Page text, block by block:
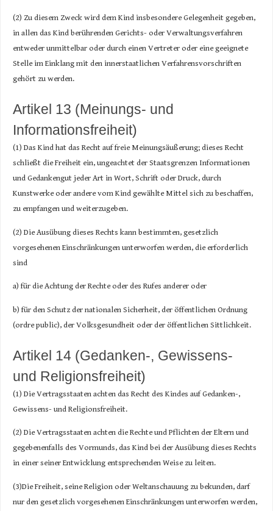
(2) Zu diesem Zweck wird dem Kind insbesondere Gelegenheit gegeben,
in allen das Kind berührenden Gerichts- oder Verwaltungsverfahren
entweder unmittelbar oder durch einen Vertreter oder eine geeignete
Stelle im Einklang mit den innerstaatlichen Verfahrensvorschriften
gehört zu werden.
Artikel 13 (Meinungs- und
Informationsfreiheit)
(1) Das Kind hat das Recht auf freie Meinungsäußerung; dieses Recht
schließt die Freiheit ein, ungeachtet der Staatsgrenzen Informationen
und Gedankengut jeder Art in Wort, Schrift oder Druck, durch
Kunstwerke oder andere vom Kind gewählte Mittel sich zu beschaffen,
zu empfangen und weiterzugeben.
(2) Die Ausübung dieses Rechts kann bestimmten, gesetzlich
vorgesehenen Einschränkungen unterworfen werden, die erforderlich
sind
a) für die Achtung der Rechte oder des Rufes anderer oder
b) für den Schutz der nationalen Sicherheit, der öffentlichen Ordnung
(ordre public), der Volksgesundheit oder der öffentlichen Sittlichkeit.
Artikel 14 (Gedanken-, Gewissens-
und Religionsfreiheit)
(1) Die Vertragsstaaten achten das Recht des Kindes auf Gedanken-,
Gewissens- und Religionsfreiheit.
(2) Die Vertragsstaaten achten die Rechte und Pflichten der Eltern und
gegebenenfalls des Vormunds, das Kind bei der Ausübung dieses Rechts
in einer seiner Entwicklung entsprechenden Weise zu leiten.
(3)Die Freiheit, seine Religion oder Weltanschauung zu bekunden, darf
nur den gesetzlich vorgesehenen Einschränkungen unterworfen werden,